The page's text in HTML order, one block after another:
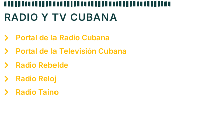
RADIO Y TV CUBANA
Portal de la Radio Cubana
Portal de la Televisión Cubana
Radio Rebelde
Radio Reloj
Radio Taíno